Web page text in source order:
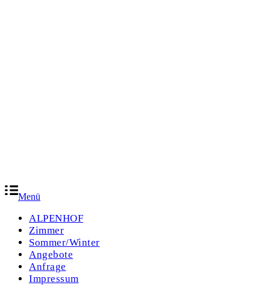
Menü
ALPENHOF
Zimmer
Sommer/Winter
Angebote
Anfrage
Impressum